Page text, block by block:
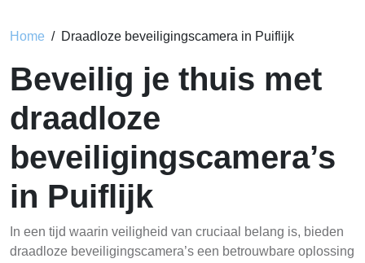
Home Draadloze beveiligingscamera in Puiflijk
Beveilig je thuis met
draadloze
beveiligingscamera’s
in Puiflijk
In een tijd waarin veiligheid van cruciaal belang is, bieden
draadloze beveiligingscamera’s een betrouwbare oplossing